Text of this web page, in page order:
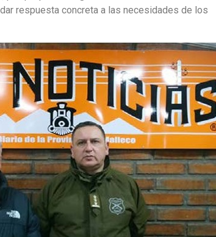
respuesta concreta a las necesidades de los